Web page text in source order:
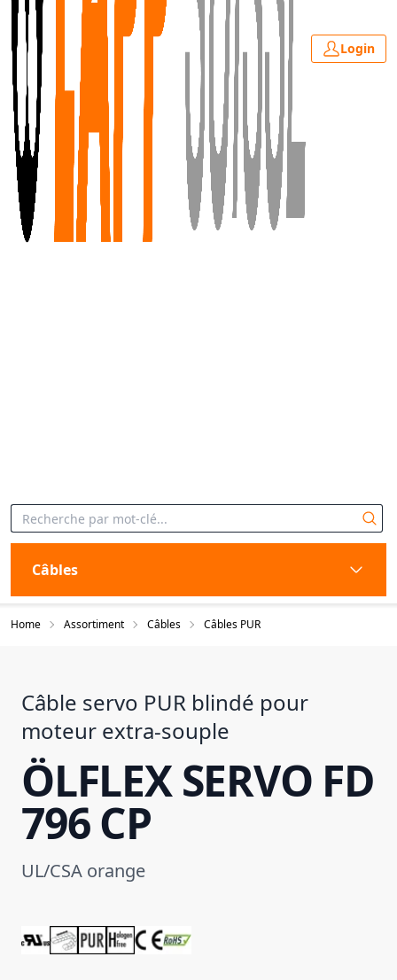
Login
Câbles
Home Assortiment Câbles Câbles PUR
Câble servo PUR blindé pour
moteur extra-souple
ÖLFLEX SERVO FD
796 CP
UL/CSA orange